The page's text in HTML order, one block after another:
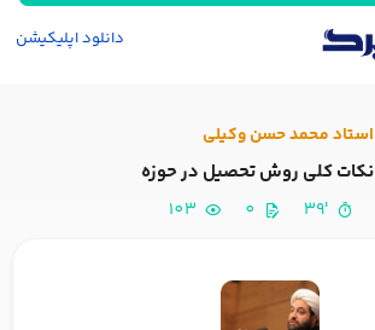
دانلود اپلیکیشن
استاد محمد حسن وکیلی
نکات کلی روش تحصیل در حوزه
'39
0
103